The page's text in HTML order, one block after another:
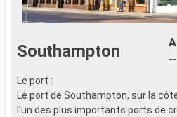
Southampton
Le port :
Le port de Southampton, sur la
l'un des plus importants ports de